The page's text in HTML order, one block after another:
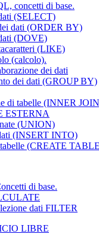
concetti di base.
(SELECT)
dati (ORDER BY)
(DOVE)
(LIKE)
(calcolo).
dei dati
dei dati (GROUP BY)
di tabelle (INNER
ESTERNA
(UNION)
(INSERT INTO)
(CREATE
di base.
dati FILTER
LIBRE